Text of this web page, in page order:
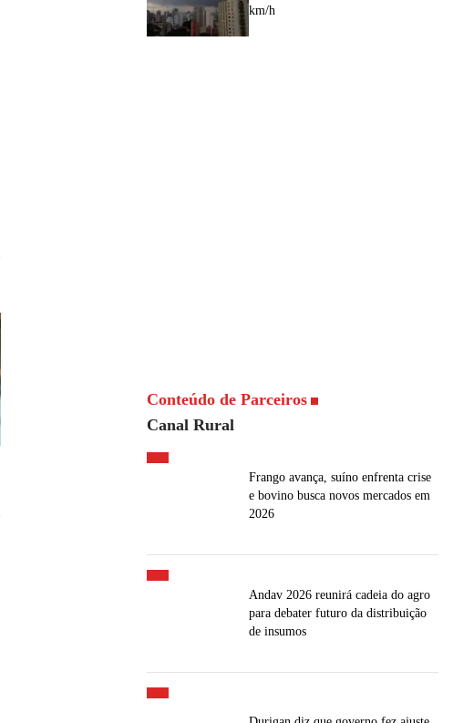
km/h
Conteúdo de Parceiros
Canal Rural
Frango avança, suíno enfrenta crise
e bovino busca novos mercados em
2026
Andav 2026 reunirá cadeia do agro
para debater futuro da distribuição
de insumos